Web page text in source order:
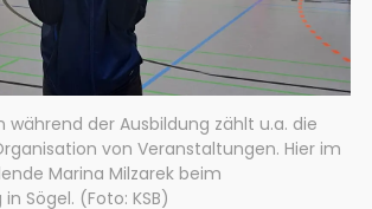
während der Ausbildung zählt u.a. die
von Veranstaltungen. Hier im
Marina Milzarek beim
Sögel. (Foto: KSB)